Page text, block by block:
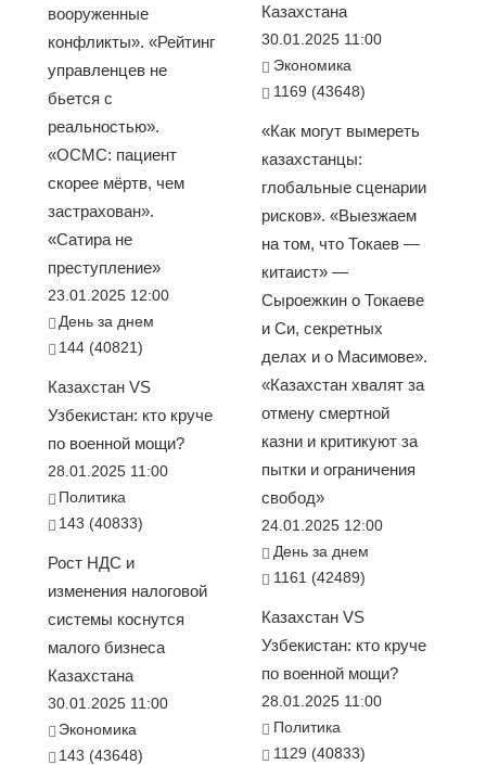
вооруженные
конфликты». «Рейтинг
управленцев не
бьется с
реальностью».
«ОСМС: пациент
скорее мёртв, чем
застрахован».
«Сатира не
преступление»
23.01.2025 12:00
День за днем
144 (40821)
Казахстан VS
Узбекистан: кто круче
по военной мощи?
28.01.2025 11:00
Политика
143 (40833)
Рост НДС и
изменения налоговой
системы коснутся
малого бизнеса
Казахстана
30.01.2025 11:00
Экономика
143 (43648)
Казахстана
30.01.2025 11:00
Экономика
1169 (43648)
«Как могут вымереть
казахстанцы:
глобальные сценарии
рисков». «Выезжаем
на том, что Токаев —
китаист» —
Сыроежкин о Токаеве
и Си, секретных
делах и о Масимове».
«Казахстан хвалят за
отмену смертной
казни и критикуют за
пытки и ограничения
свобод»
24.01.2025 12:00
День за днем
1161 (42489)
Казахстан VS
Узбекистан: кто круче
по военной мощи?
28.01.2025 11:00
Политика
1129 (40833)